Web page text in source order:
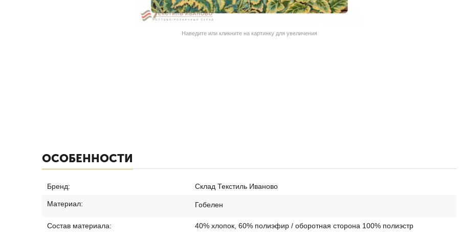
Наведите или кликните на картинку для увеличения
ОСОБЕННОСТИ
Бренд: Склад Текстиль Иваново
Материал: Гобелен
Состав материала: 40% хлопок, 60% полиэфир / оборотная сторона 100% полиэстр